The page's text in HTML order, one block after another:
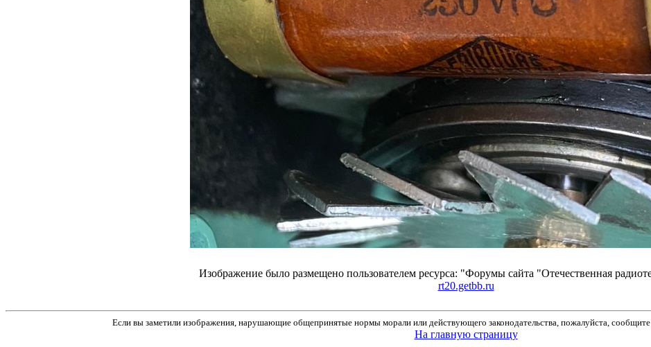
Изображение было размещено пользователем ресурса: "Форумы сайта "Отечественная
rt20.getbb.ru
Если вы заметили изображения, нарушающие общепринятые нормы морали или действующего законодательства, пожалуйста,
На главную страницу